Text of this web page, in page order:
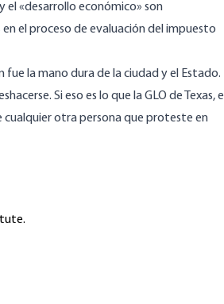
el «desarrollo económico» son
en el proceso de evaluación del impuesto
la mano dura de la ciudad y el Estado.
Si eso es lo que la GLO de Texas, el
cualquier otra persona que proteste en